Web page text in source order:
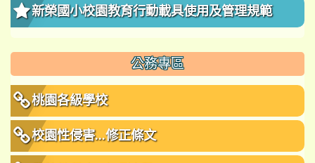
新榮國小校園教育行動載具使用及管理規範
公務專區
桃園各級學校
校園性侵害...修正條文